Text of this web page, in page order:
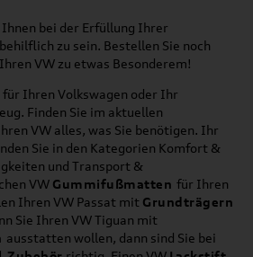
bei der Erfüllung Ihrer
zu sein. Bestellen Sie noch
VW zu etwas Besonderem!
für Ihren Volkswagen oder Ihr
Finden Sie im aktuellen
VW alles, was Sie benötigen. Ihr
Sie in den Kategorien Komfort &
und Transport &
VW Gummifußmatten für Ihren
Ihren VW Passat mit Grundträgern
Sie Ihren VW Tiguan mit
ausstatten wollen, dann sind Sie bei